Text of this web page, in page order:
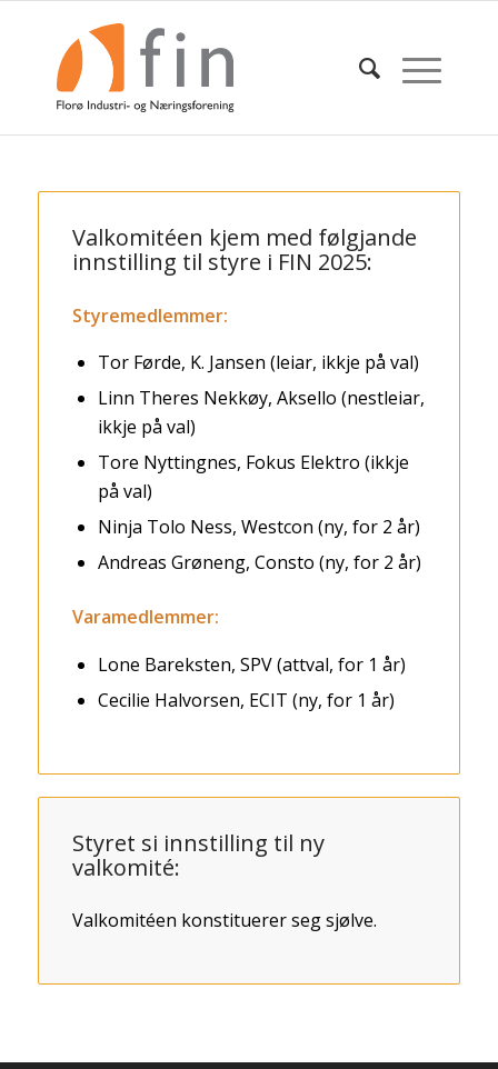
Valkomitéen kjem med følgjande
innstilling til styre i FIN 2025:
Styremedlemmer:
Tor Førde, K. Jansen (leiar, ikkje på val)
Linn Theres Nekkøy, Aksello (nestleiar,
ikkje på val)
Tore Nyttingnes, Fokus Elektro (ikkje
på val)
Ninja Tolo Ness, Westcon (ny, for 2 år)
Andreas Grøneng, Consto (ny, for 2 år)
Varamedlemmer:
Lone Bareksten, SPV (attval, for 1 år)
Cecilie Halvorsen, ECIT (ny, for 1 år)
Styret si innstilling til ny
valkomité:
Valkomitéen konstituerer seg sjølve.